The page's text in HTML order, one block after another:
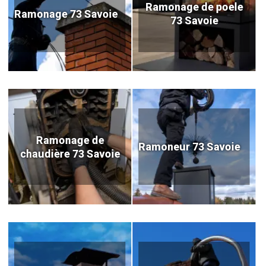
Ramonage 73 Savoie
Ramonage de poele
73 Savoie
Ramonage de
chaudière 73 Savoie
Ramoneur 73 Savoie